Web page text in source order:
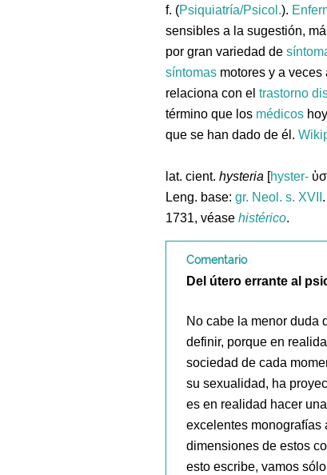
f. (Psiquiatría/Psicol.).
sensibles a la sugestión,
por gran variedad de
síntomas motores y a
relaciona con el trastorno
término que los médicos
que se han dado de él.
lat. cient. hysteria [hyster-
Leng. base: gr. Neol. s. XVII
1731, véase histérico.
Comentario
Del útero errante al
No cabe la menor duda
definir, porque en
sociedad de cada
su sexualidad, ha
es en realidad hacer
excelentes monografías
dimensiones de estos
esto escribe, vamos